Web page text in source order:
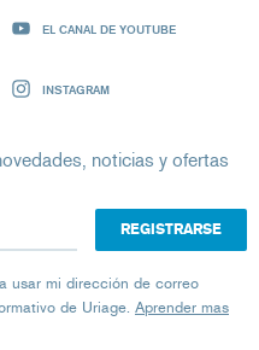
EL CANAL DE YOUTUBE
INSTAGRAM
noticias y ofertas
usar mi dirección de correo
de Uriage. Aprender mas